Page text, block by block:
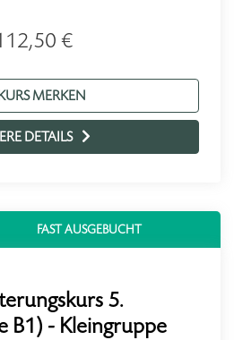
€
MERKEN
DETAILS
FAST AUSGEBUCHT
5.
B1) - Kleingruppe